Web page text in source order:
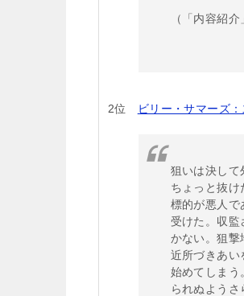
（「内容紹介
2位 ビリー・サマーズ
狙いは決して
ちょっと抜け
標的が悪人で
受けた。収監
かない。狙撃
近所づきあい
始めてしま
られぬよう